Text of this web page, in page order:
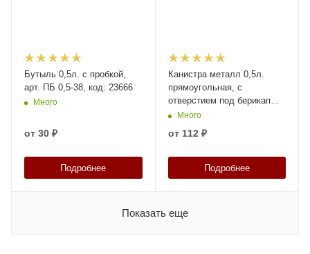
Бутыль 0,5л. с пробкой,
арт. ПБ 0,5-38, код: 23666
Много
от 30 ₽
Подробнее
Канистра металл 0,5л.
прямоугольная, с
отверстием под берикап
32мм, арт. КМ-0,5н без
берикапа 32мм, код: 28771
Много
от 112 ₽
Подробнее
Показать еще